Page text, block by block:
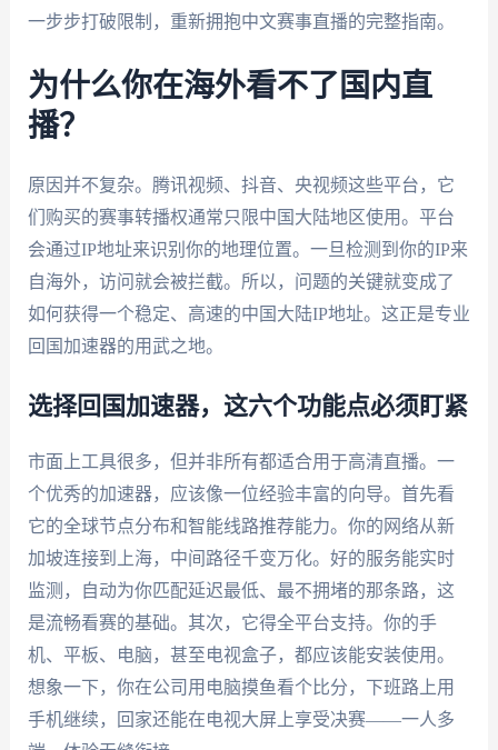
一步步打破限制，重新拥抱中文赛事直播的完整指南。
为什么你在海外看不了国内直
播？
原因并不复杂。腾讯视频、抖音、央视频这些平台，它
们购买的赛事转播权通常只限中国大陆地区使用。平台
会通过IP地址来识别你的地理位置。一旦检测到你的IP来
自海外，访问就会被拦截。所以，问题的关键就变成了
如何获得一个稳定、高速的中国大陆IP地址。这正是专业
回国加速器的用武之地。
选择回国加速器，这六个功能点必须盯紧
市面上工具很多，但并非所有都适合用于高清直播。一
个优秀的加速器，应该像一位经验丰富的向导。首先看
它的全球节点分布和智能线路推荐能力。你的网络从新
加坡连接到上海，中间路径千变万化。好的服务能实时
监测，自动为你匹配延迟最低、最不拥堵的那条路，这
是流畅看赛的基础。其次，它得全平台支持。你的手
机、平板、电脑，甚至电视盒子，都应该能安装使用。
想象一下，你在公司用电脑摸鱼看个比分，下班路上用
手机继续，回家还能在电视大屏上享受决赛——一人多